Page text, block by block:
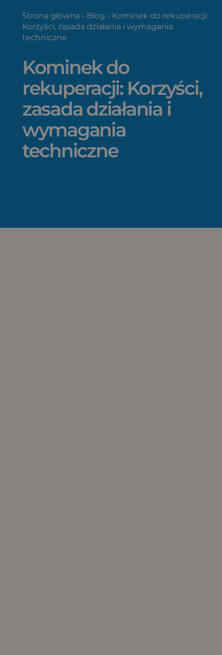
Strona główna - Blog - Kominek do rekuperacji:
Korzyści, zasada działania i wymagania
techniczne
Kominek do
rekuperacji: Korzyści,
zasada działania i
wymagania
techniczne